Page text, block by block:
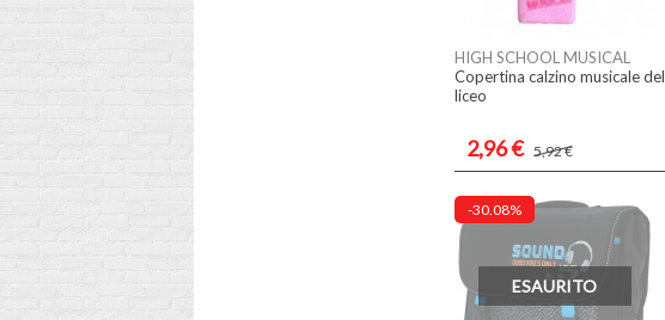
HIGH SCHOOL MUSICAL
Copertina calzino musicale del
liceo
2,96 € 5,92 €
-30.08%
ESAURITO